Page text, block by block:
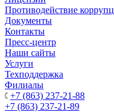
Противодействие
Документы
Контакты
Пресс-центр
Наши сайты
Услуги
Техподдержка
Филиалы
+7 (863) 237-21-88
+7 (863) 237-21-89